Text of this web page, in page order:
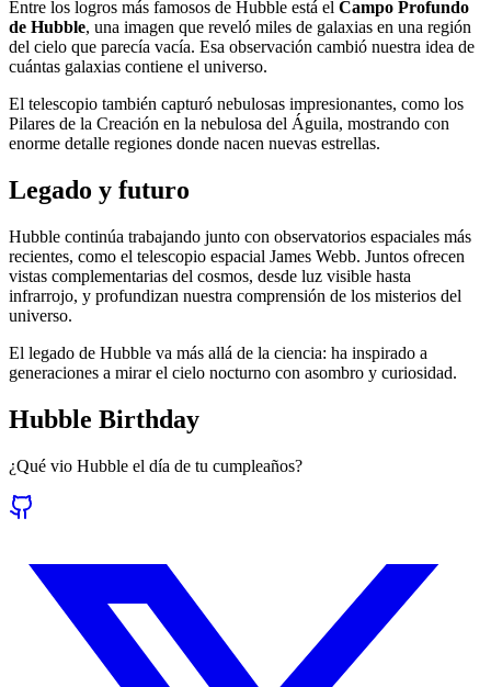
Entre los logros más famosos de Hubble está el Campo Profundo
de Hubble, una imagen que reveló miles de galaxias en una región
del cielo que parecía vacía. Esa observación cambió nuestra idea de
cuántas galaxias contiene el universo.
El telescopio también capturó nebulosas impresionantes, como los
Pilares de la Creación en la nebulosa del Águila, mostrando con
enorme detalle regiones donde nacen nuevas estrellas.
Legado y futuro
Hubble continúa trabajando junto con observatorios espaciales más
recientes, como el telescopio espacial James Webb. Juntos ofrecen
vistas complementarias del cosmos, desde luz visible hasta
infrarrojo, y profundizan nuestra comprensión de los misterios del
universo.
El legado de Hubble va más allá de la ciencia: ha inspirado a
generaciones a mirar el cielo nocturno con asombro y curiosidad.
Hubble Birthday
¿Qué vio Hubble el día de tu cumpleaños?